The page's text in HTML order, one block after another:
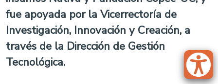
fue apoyada por la Vicerrectoría de
Investigación, Innovación y Creación, a
través de la Dirección de Gestión
Tecnológica.